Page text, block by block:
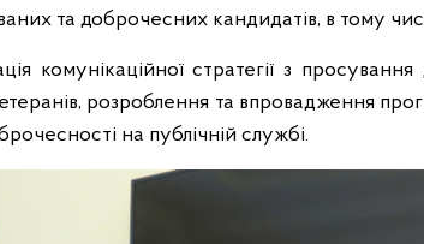
та доброчесних кандидатів, в тому
комунікаційної стратегії з просування
розроблення та впровадження
на публічній службі.